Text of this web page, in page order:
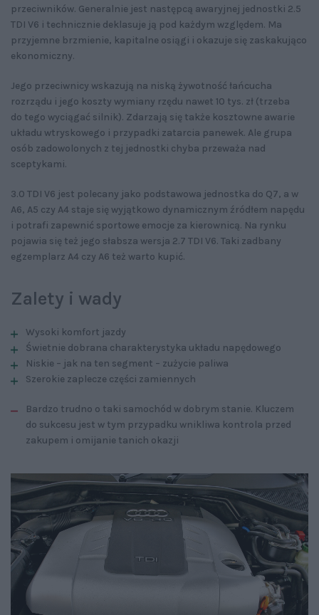
przeciwników. Generalnie jest następcą awaryjnej jednostki 2.5
TDI V6 i technicznie deklasuje ją pod każdym względem. Ma
przyjemne brzmienie, kapitalne osiągi i okazuje się zaskakująco
ekonomiczny.
Jego przeciwnicy wskazują na niską żywotność łańcucha
rozrządu i jego koszty wymiany rzędu nawet 10 tys. zł (trzeba
do tego wyciągać silnik). Zdarzają się także kosztowne awarie
układu wtryskowego i przypadki zatarcia panewek. Ale grupa
osób zadowolonych z tej jednostki chyba przeważa nad
sceptykami.
3.0 TDI V6 jest polecany jako podstawowa jednostka do Q7, a w
A6, A5 czy A4 staje się wyjątkowo dynamicznym źródłem napędu
i potrafi zapewnić sportowe emocje za kierownicą. Na rynku
pojawia się też jego słabsza wersja 2.7 TDI V6. Taki zadbany
egzemplarz A4 czy A6 też warto kupić.
Zalety i wady
Wysoki komfort jazdy
Świetnie dobrana charakterystyka układu napędowego
Niskie – jak na ten segment – zużycie paliwa
Szerokie zaplecze części zamiennych
Bardzo trudno o taki samochód w dobrym stanie. Kluczem
do sukcesu jest w tym przypadku wnikliwa kontrola przed
zakupem i omijanie tanich okazji